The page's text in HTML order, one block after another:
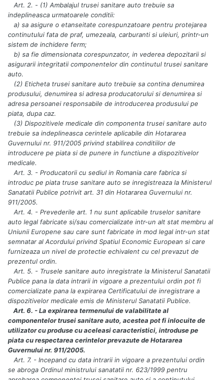
Art. 2. - (1) Ambalajul trusei sanitare auto trebuie sa
indeplineasca urmatoarele conditii:
a) sa asigure o etanseitate corespunzatoare pentru protejarea
continutului fata de praf, umezeala, carburanti si uleiuri, printr-un
sistem de inchidere ferm;
b) sa fie dimensionata corespunzator, in vederea depozitarii si
asigurarii integritatii componentelor din continutul trusei sanitare
auto.
(2) Eticheta trusei sanitare auto trebuie sa contina denumirea
produsului, denumirea si adresa producatorului si denumirea si
adresa persoanei responsabile de introducerea produsului pe
piata, dupa caz.
(3) Dispozitivele medicale din componenta trusei sanitare auto
trebuie sa indeplineasca cerintele aplicabile din Hotararea
Guvernului nr. 911/2005 privind stabilirea conditiilor de
introducere pe piata si de punere in functiune a dispozitivelor
medicale.
Art. 3. - Producatorii cu sediul in Romania care fabrica si
introduc pe piata truse sanitare auto se inregistreaza la Ministerul
Sanatatii Publice potrivit art. 31 din Hotararea Guvernului nr.
911/2005.
Art. 4. - Prevederile art. 1 nu sunt aplicabile truselor sanitare
auto legal fabricate si/sau comercializate intr-un alt stat membru al
Uniunii Europene sau care sunt fabricate in mod legal intr-un stat
semnatar al Acordului privind Spatiul Economic European si care
furnizeaza un nivel de protectie echivalent cu cel prevazut de
prezentul ordin.
Art. 5. - Trusele sanitare auto inregistrate la Ministerul Sanatatii
Publice pana la data intrarii in vigoare a prezentului ordin pot fi
comercializate pana la expirarea Certificatului de inregistrare a
dispozitivelor medicale emis de Ministerul Sanatatii Publice.
Art. 6. - La expirarea termenului de valabilitate al
componentelor trusei sanitare auto, acestea pot fi inlocuite de
utilizator cu produse cu aceleasi caracteristici, introduse pe
piata cu respectarea cerintelor prevazute de Hotararea
Guvernului nr. 911/2005.
Art. 7. - Incepand cu data intrarii in vigoare a prezentului ordin
se abroga Ordinul ministrului sanatatii nr. 623/1999 pentru